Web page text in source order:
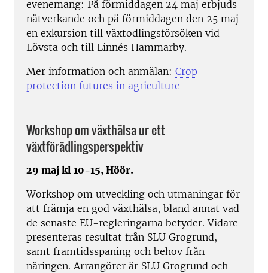
evenemang: På förmiddagen 24 maj erbjuds
nätverkande och på förmiddagen den 25 maj
en exkursion till växtodlingsförsöken vid
Lövsta och till Linnés Hammarby.
Mer information och anmälan: Crop
protection futures in agriculture
Workshop om växthälsa ur ett
växtförädlingsperspektiv
29 maj kl 10-15, Höör.
Workshop om utveckling och utmaningar för
att främja en god växthälsa, bland annat vad
de senaste EU-regleringarna betyder. Vidare
presenteras resultat från SLU Grogrund,
samt framtidsspaning och behov från
näringen. Arrangörer är SLU Grogrund och